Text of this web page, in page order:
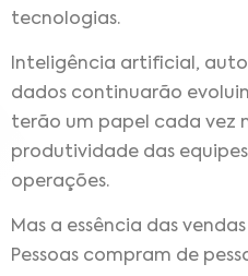
tecnologias.
Inteligência artificial,
dados continuarão
terão um papel cada vez
produtividade das
operações.
Mas a essência das
Pessoas compram de